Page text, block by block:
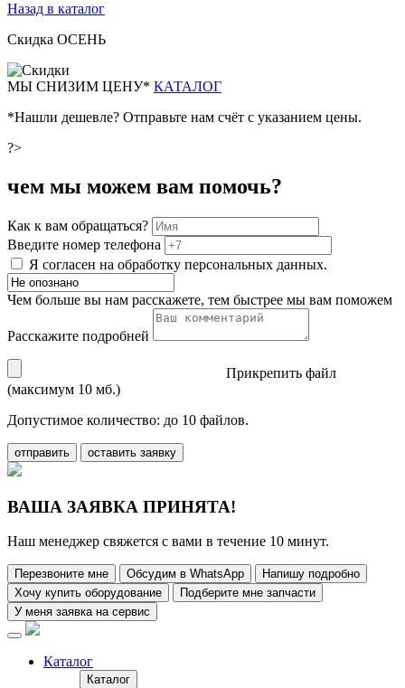
Назад в каталог
Скидка ОСЕНЬ
МЫ СНИЗИМ ЦЕНУ* КАТАЛОГ
*Нашли дешевле? Отправьте нам счёт с указанием цены.
?>
чем мы можем вам помочь?
Как к вам обращаться?
Введите номер телефона
Я согласен на обработку персональных данных.
Чем больше вы нам расскажете, тем быстрее мы вам поможем
Расскажите подробней
Прикрепить файл
(максимум 10 мб.)
Допустимое количество: до 10 файлов.
отправить оставить заявку
ВАША ЗАЯВКА ПРИНЯТА!
Наш менеджер свяжется с вами в течение 10 минут.
Перезвоните мне Обсудим в WhatsApp
Напишу подробно
Хочу купить оборудование
Подберите мне запчасти
У меня заявка на сервис
Каталог
Каталог